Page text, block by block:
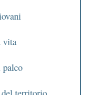
vita